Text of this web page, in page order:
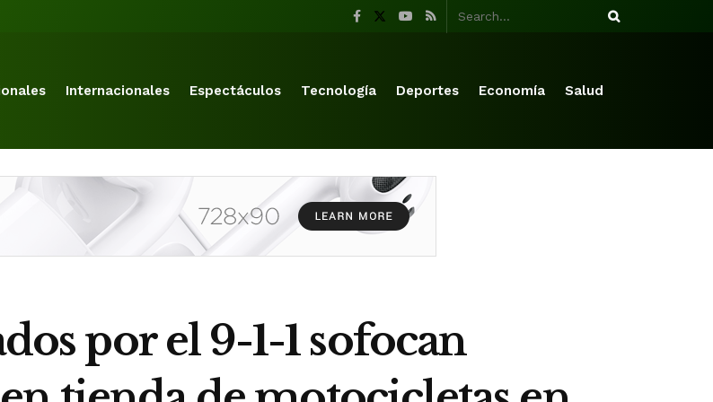
Internacionales Espectáculos Tecnología Deportes Economía Salud
por el 9-1-1 sofocan